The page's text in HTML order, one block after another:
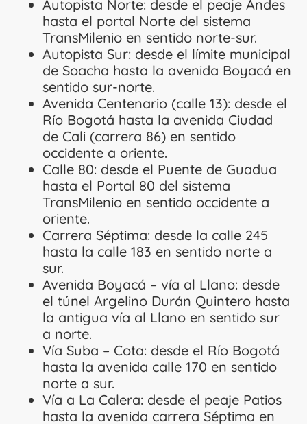
Autopista Norte: desde el peaje Andes
hasta el portal Norte del sistema
TransMilenio en sentido norte-sur.
Autopista Sur: desde el límite municipal
de Soacha hasta la avenida Boyacá en
sentido sur-norte.
Avenida Centenario (calle 13): desde el
Río Bogotá hasta la avenida Ciudad
de Cali (carrera 86) en sentido
occidente a oriente.
Calle 80: desde el Puente de Guadua
hasta el Portal 80 del sistema
TransMilenio en sentido occidente a
oriente.
Carrera Séptima: desde la calle 245
hasta la calle 183 en sentido norte a
sur.
Avenida Boyacá – vía al Llano: desde
el túnel Argelino Durán Quintero hasta
la antigua vía al Llano en sentido sur
a norte.
Vía Suba – Cota: desde el Río Bogotá
hasta la avenida calle 170 en sentido
norte a sur.
Vía a La Calera: desde el peaje Patios
hasta la avenida carrera Séptima en